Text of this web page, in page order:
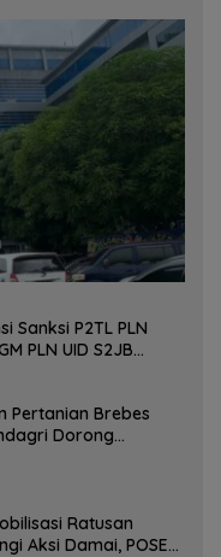
Sanksi P2TL PLN
PLN UID S2JB
Pertanian Brebes
Dorong
Ratusan
Aksi Damai, POSE